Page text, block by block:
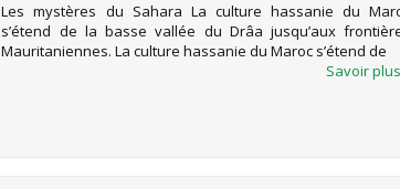
Les mystères du Sahara La culture hassanie du
s’étend de la basse vallée du Drâa jusqu’aux
Mauritaniennes. La culture hassanie du Maroc s’étend de
Savoir